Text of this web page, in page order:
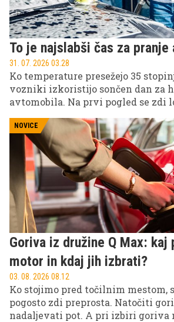
To je najslabši čas za
31. 07. 2026 03.28
Ko temperature presežejo 35
vozniki izkoristijo sončen dan za
avtomobila. Na prvi pogled se zdi
hitro posušil, vi pa boste v nekaj
delo. Toda prav pranje avtomobila
ena izmed največjih napak, ki jo
poleti.
NOVICE
Goriva iz družine Q Max: kaj
motor in kdaj jih izbrati?
03. 08. 2026 08.12
Ko stojimo pred točilnim mestom,
pogosto zdi preprosta. Natočiti
nadaljevati pot. A pri izbiri goriva